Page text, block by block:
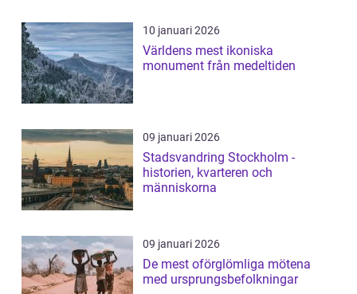
10 januari 2026
Världens mest ikoniska
monument från medeltiden
09 januari 2026
Stadsvandring Stockholm -
historien, kvarteren och
människorna
09 januari 2026
De mest oförglömliga mötena
med ursprungsbefolkningar